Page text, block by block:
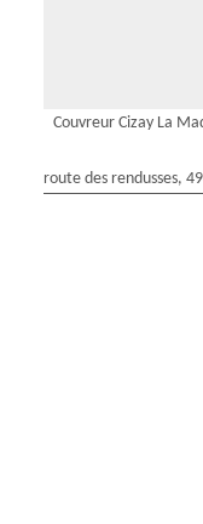
Couvreur Cizay La
route des rendusses,